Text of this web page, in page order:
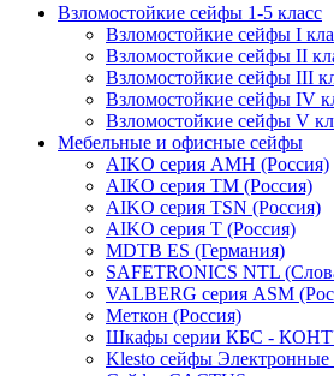
Взломостойкие сейфы 1-5 класс
Взломостойкие сейфы I
Взломостойкие сейфы II
Взломостойкие сейфы III
Взломостойкие сейфы IV
Взломостойкие сейфы V
Мебельные и офисные сейфы
AIKO серия AMH (Россия)
AIKO серия TM (Россия)
AIKO серия TSN (Россия)
AIKO серия Т (Россия)
MDTB ES (Германия)
SAFETRONICS NTL
VALBERG серия ASM
Меткон (Россия)
Шкафы серии КБС -
Klesto сейфы